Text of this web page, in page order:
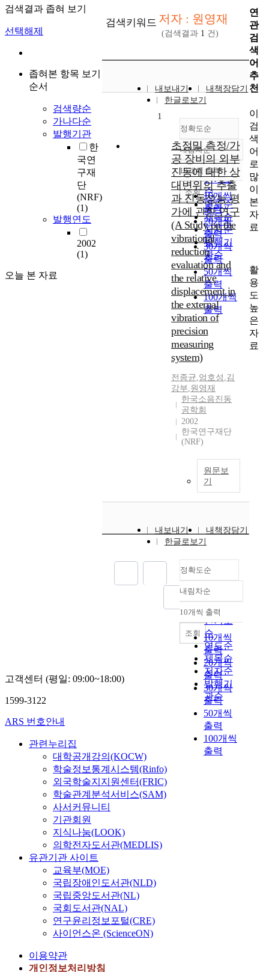
검색결과 좁혀 보기
선택해제
좁혀본 항목 보기
순서
검색량순
가나다순
발행기관
한
국연
구재
단
(NRF)
(1)
발행연도
2002
(1)
오늘 본 자료
검색키워드 저자 : 원영재
(검색결과 1 건)
내보내기
내책장담기
한글로보기
정확도순
정확도
순
인기도
순
연도순
제목순
저자순
발행기
관순
내림차순
내림차순
10개씩 출력
10개씩
출력
20개씩
출력
30개씩
출력
50개씩
출력
100개씩
출력
조회
1
초정밀 측정/가
공 장비의 외부
진동에 대한 상
대변위의 추출
과 진동성능 평
가에 관한 연구
(A Study on the
vibrational
reduction
evaluation and
the relative
displacement in
the external
vibration of
precision
measuring
system)
전종균,엄호성 ,김
강부,원영재
한국소음진동
공학회
2002
한국연구재단
(NRF)
원문보
기
내보내기
내책장담기
한글로보기
정확도순
정확도
순
인기도
순
연도순
제목순
저자순
발행기
관순
내림차순
내림차순
10개씩 출력
10개씩
출력
20개씩
출력
30개씩
출력
50개씩
출력
100개씩
출력
조회
연
관
검
색
어
추
천
이
검
색
어
로
많
이
본
자
료
활
용
도
높
은
자
료
고객센터 (평일: 09:00~18:00)
1599-3122
ARS 번호안내
관련누리집
대학공개강의(KOCW)
학술정보통계시스템(Rinfo)
외국학술지지원센터(FRIC)
학술관계분석서비스(SAM)
사서커뮤니티
기관회원
지식나눔(LOOK)
의학전자도서관(MEDLIS)
유관기관 사이트
교육부(MOE)
국립장애인도서관(NLD)
국립중앙도서관(NL)
국회도서관(NAL)
연구윤리정보포털(CRE)
사이언스온 (ScienceON)
이용약관
개인정보처리방침